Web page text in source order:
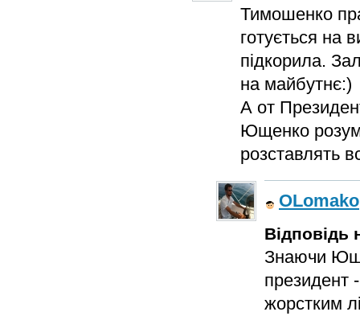
Тимошенко
готується на
підкорила.
на майбутнє:)
А от
Ющенко
розставлять
OLomako
Відповідь
Знаючи
президент
жорстким